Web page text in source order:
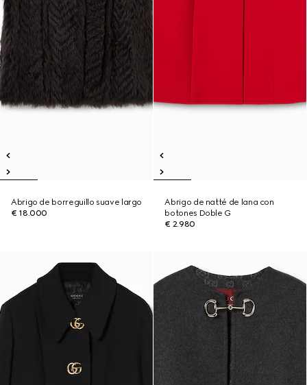
Abrigo de borreguillo suave largo
€ 18.000
Abrigo de natté de lana con
botones Doble G
€ 2.980